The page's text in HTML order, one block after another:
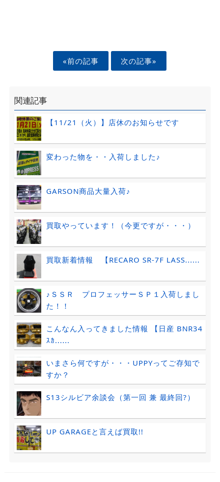
«前の記事 次の記事»
関連記事
【11/21（火）】店休のお知らせです
変わった物を・・入荷しました♪
GARSON商品大量入荷♪
買取やっています！（今更ですが・・・）
買取新着情報 【RECARO SR-7F LASS......
♪ＳＳＲ プロフェッサーＳＰ１入荷しまし
た！！
こんなん入ってきました情報 【日産 BNR34
ｽｶ......
いまさら何ですが・・・UPPYってご存知で
すか？
S13シルビア余談会（第一回 兼 最終回?）
UP GARAGEと言えば買取!!